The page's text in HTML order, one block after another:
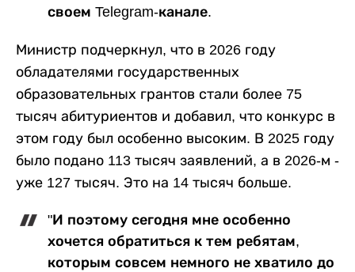
своем Telegram-канале.
Министр подчеркнул, что в 2026 году
обладателями государственных
образовательных грантов стали более 75
тысяч абитуриентов и добавил, что конкурс в
этом году был особенно высоким. В 2025 году
было подано 113 тысяч заявлений, а в 2026-м -
уже 127 тысяч. Это на 14 тысяч больше.
"И поэтому сегодня мне особенно
хочется обратиться к тем ребятам,
которым совсем немного не хватило до